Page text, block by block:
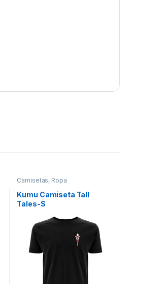
Camisetas, Ropa
Kumu Camiseta Tall
Tales-S